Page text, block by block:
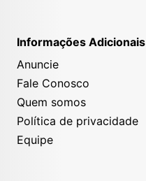
Informações Adicionais
Anuncie
Fale Conosco
Quem somos
Política de privacidade
Equipe